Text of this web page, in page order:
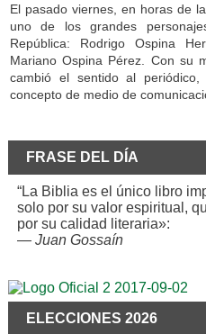
El pasado viernes, en horas de
uno de los grandes
República: Rodrigo Ospina
Mariano Ospina Pérez. Con su
cambió el sentido al
concepto de medio de
FRASE DEL DÍA
“La Biblia es el único libro
solo por su valor espiritual,
por su calidad literaria»:
— Juan Gossaín
ELECCIONES 2026